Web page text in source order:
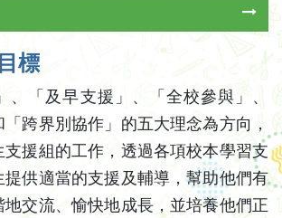
標
、「及早支援」、「全校參與」、
「跨界別協作」的五大理念為方向，
援組的工作，透過各項校本學習支
供適當的支援及輔導，幫助他們有
交流、愉快地成長，並培養他們正